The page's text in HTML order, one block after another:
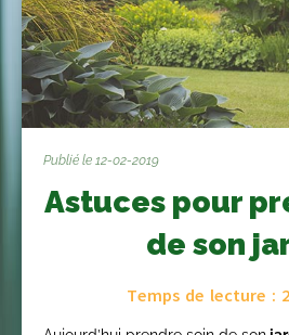
Publié le 12-02-2019
Astuces pour
de son
Temps de lecture : 2